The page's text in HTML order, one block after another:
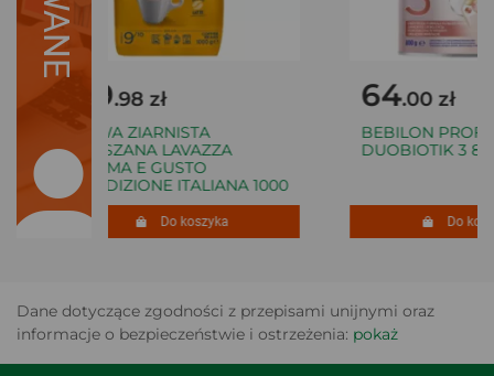
.98 zł
KAWA ZIARNISTA
MIESZANA LAVAZZA
CREMA E GUSTO
TRADIZIONE ITALIANA 1000
G
Do koszyka
64.00 zł
BEBILON
DUOBIOTIK 3 800
Do
Dane dotyczące zgodności z przepisami unijnymi oraz
informacje o bezpieczeństwie i ostrzeżenia: pokaż